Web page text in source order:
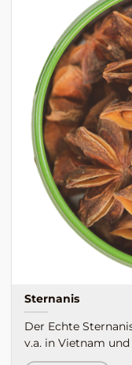
Sternanis
Der Echte
v.a. in Vietnam